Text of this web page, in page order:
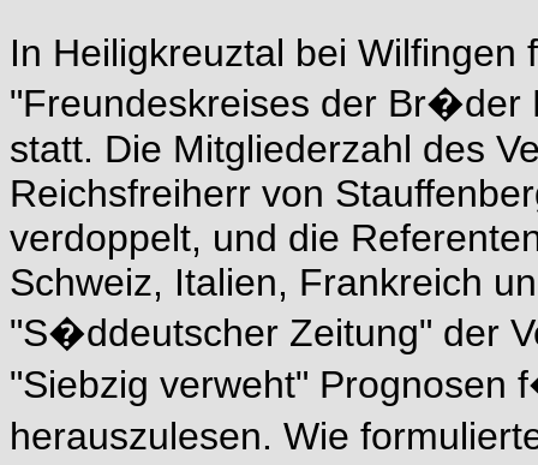
In Heiligkreuztal bei
"Freundeskreises der
statt. Die Mitgliederzahl des
Reichsfreiherr von
verdoppelt, und die
Schweiz, Italien, Frankreich
"S�ddeutscher Zeitung" der
"Siebzig verweht" Prognosen
herauszulesen. Wie